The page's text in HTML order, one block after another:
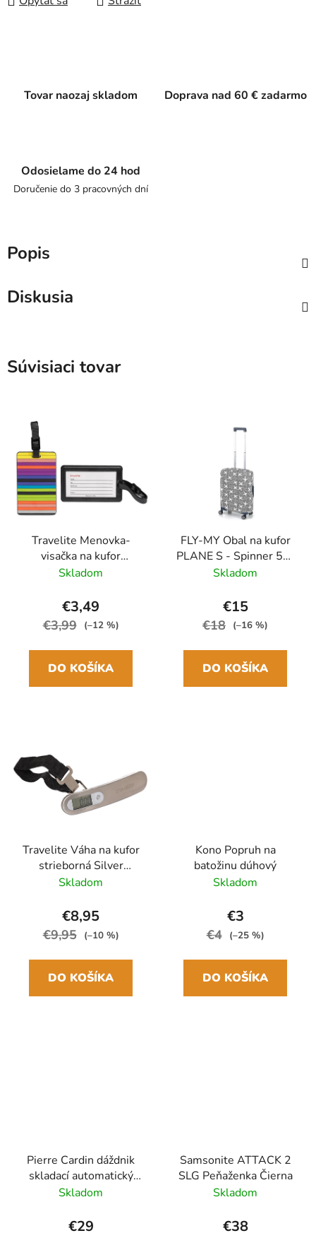
Tovar naozaj skladom Doprava nad 60 € zadarmo
Odosielame do 24 hod
Doručenie do 3 pracovných dní
Popis
Diskusia
Súvisiaci tovar
Travelite Menovka-
visačka na kufor
Multicolor Stripes
Skladom
€3,49
€3,99 (–12 %)
DO KOŠÍKA
FLY-MY Obal na kufor
PLANE S - Spinner 50-
60 cm Šedý
Skladom
€15
€18 (–16 %)
DO KOŠÍKA
Travelite Váha na kufor
strieborná Silver
Digitálna
Skladom
€8,95
€9,95 (–10 %)
DO KOŠÍKA
Kono Popruh na
batožinu dúhový
Skladom
€3
€4 (–25 %)
DO KOŠÍKA
Pierre Cardin dáždnik
skladací automatický
Čierny/biely
Skladom
€29
Samsonite ATTACK 2
SLG Peňaženka Čierna
Skladom
€38